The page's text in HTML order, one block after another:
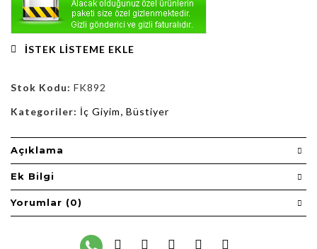
İSTEK LISTEME EKLE
Stok Kodu: FK892
Kategoriler: İç Giyim, Büstiyer
Açıklama
Ek Bilgi
Yorumlar (0)